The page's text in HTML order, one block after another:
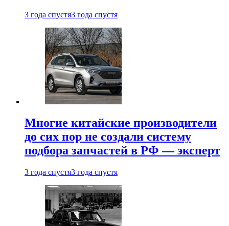
3 года спустя3 года спустя
Многие китайские производители
до сих пор не создали систему
подбора запчастей в РФ — эксперт
3 года спустя3 года спустя